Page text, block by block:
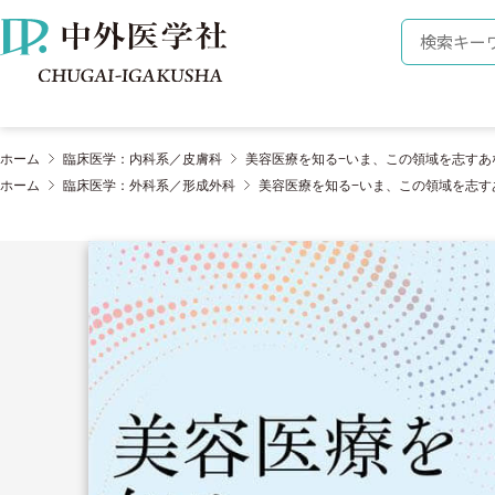
株式会社 中外医学社 検索キーワ
ホーム 臨床医学：内科系／皮膚科
美容医療を知る−いま、この領域を志す
ホーム
臨床医学：外科系／形成外科 美容医療を知る−いま、この領域を志